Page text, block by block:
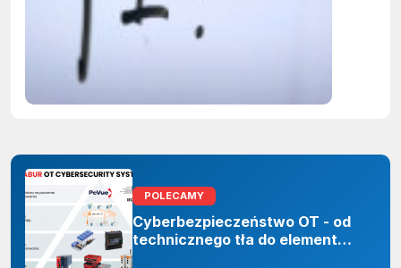
POLECAMY
Cyberbezpieczeństwo OT - od
technicznego tła do elementu